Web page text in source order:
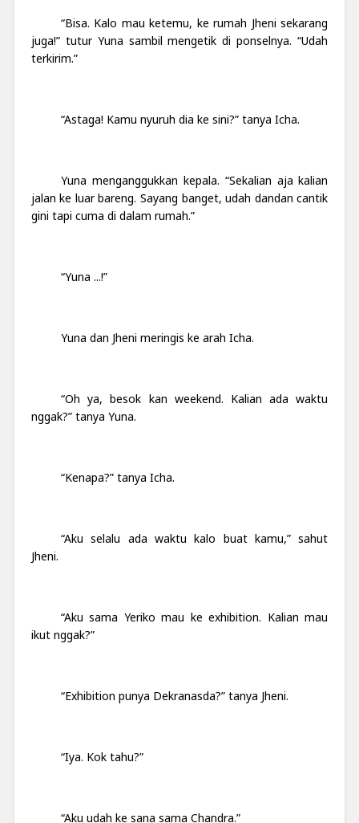
“Bisa. Kalo mau ketemu, ke rumah Jheni sekarang
juga!” tutur Yuna sambil mengetik di ponselnya. “Udah
terkirim.”
“Astaga! Kamu nyuruh dia ke sini?” tanya Icha.
Yuna menganggukkan kepala. “Sekalian aja kalian
jalan ke luar bareng. Sayang banget, udah dandan cantik
gini tapi cuma di dalam rumah.”
“Yuna ...!”
Yuna dan Jheni meringis ke arah Icha.
“Oh ya, besok kan weekend. Kalian ada waktu
nggak?” tanya Yuna.
“Kenapa?” tanya Icha.
“Aku selalu ada waktu kalo buat kamu,” sahut
Jheni.
“Aku sama Yeriko mau ke exhibition. Kalian mau
ikut nggak?”
“Exhibition punya Dekranasda?” tanya Jheni.
“Iya. Kok tahu?”
“Aku udah ke sana sama Chandra.”